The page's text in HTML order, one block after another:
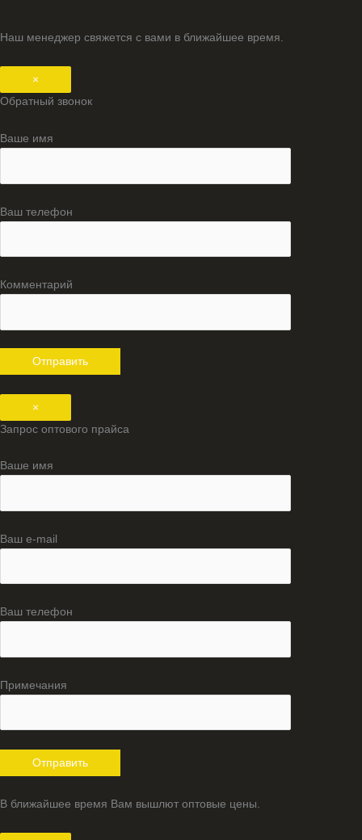
Наш менеджер свяжется с вами в ближайшее время.
×
Обратный звонок
Ваше имя
Ваш телефон
Комментарий
×
Запрос оптового прайса
Ваше имя
Ваш e-mail
Ваш телефон
Примечания
В ближайшее время Вам вышлют оптовые цены.